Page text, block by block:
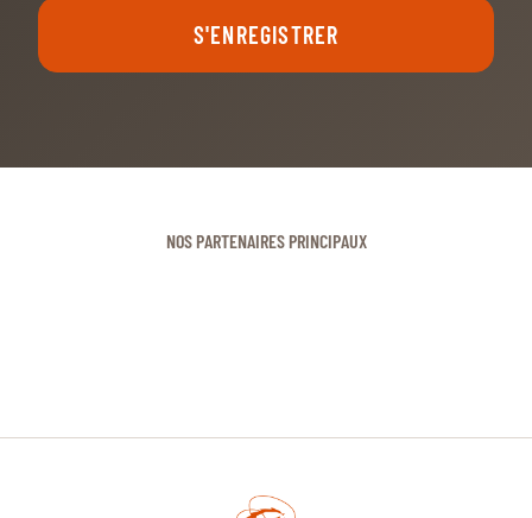
S'ENREGISTRER
NOS PARTENAIRES PRINCIPAUX